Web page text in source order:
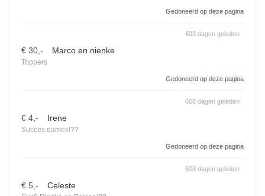
Gedoneerd op deze pagina
€ 30,- Marco en nienke
Toppers
603 dagen geleden
Gedoneerd op deze pagina
€ 4,- Irene
Succes dames!??
608 dagen geleden
Gedoneerd op deze pagina
€ 5,- Celeste
608 dagen geleden